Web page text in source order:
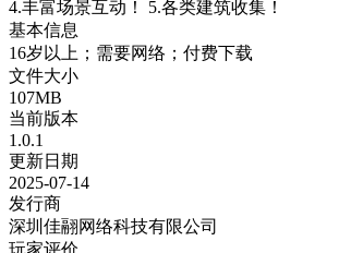
4.丰富场景互动！ 5.各类建筑收集！
基本信息
16岁以上；需要网络；付费下载
文件大小
107MB
当前版本
1.0.1
更新日期
2025-07-14
发行商
深圳佳翮网络科技有限公司
玩家评价